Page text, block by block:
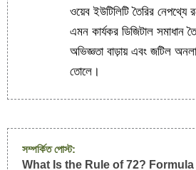
ওয়েব ইউটিলিটি তৈরির নেপথ্যে
এমন কার্যকর ডিজিটাল সমাধান
অভিজ্ঞতা বাড়ায় এবং জটিল
তোলে।
সম্পর্কিত পোস্ট:
What Is the Rule of 72?